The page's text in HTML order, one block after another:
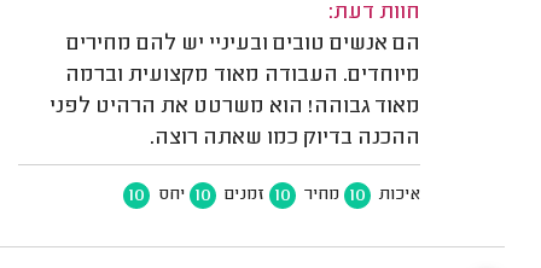
חוות דעת:
הם אנשים טובים ובעיניי יש להם מחירים
מיוחדים. העבודה מאוד מקצועית וברמה
מאוד גבוהה! הוא משרטט את הרהיט לפני
ההכנה בדיוק כמו שאתה רוצה.
איכות 10 מחיר 10 זמנים 10 יחס 10